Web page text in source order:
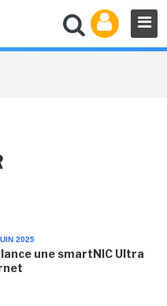
2025
une smartNIC Ultra